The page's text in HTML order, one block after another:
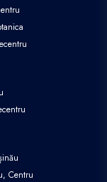
Centru